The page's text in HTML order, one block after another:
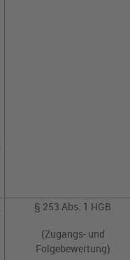
§ 253 Abs. 1 HGB
(Zugangs- und
Folgebewertung)